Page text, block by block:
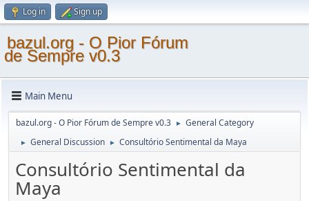
Log in Sign up
bazul.org - O Pior Fórum
de Sempre v0.3
Main Menu
bazul.org - O Pior Fórum de Sempre v0.3 ► General Category
► General Discussion ► Consultório Sentimental da Maya
Consultório Sentimental da
Maya